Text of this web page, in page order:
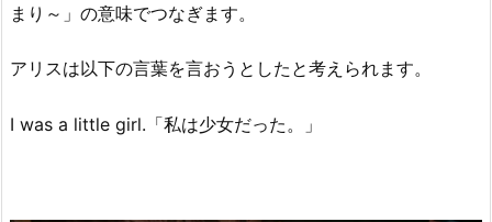
まり～」の意味でつなぎます。
アリスは以下の言葉を言おうとしたと考えられます。
I was a little girl.「私は少女だった。」